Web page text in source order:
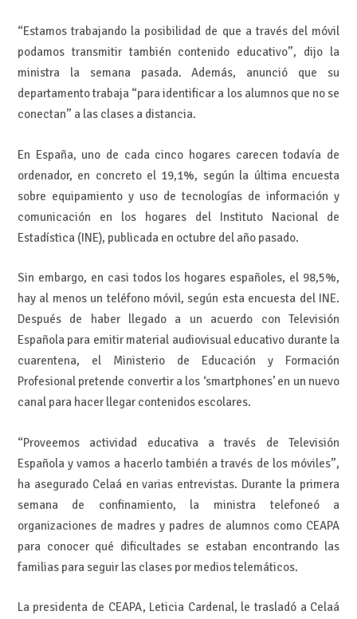
“Estamos trabajando la posibilidad de que a través del móvil
podamos transmitir también contenido educativo”, dijo la
ministra la semana pasada. Además, anunció que su
departamento trabaja “para identificar a los alumnos que no se
conectan” a las clases a distancia.
En España, uno de cada cinco hogares carecen todavía de
ordenador, en concreto el 19,1%, según la última encuesta
sobre equipamiento y uso de tecnologías de información y
comunicación en los hogares del Instituto Nacional de
Estadística (INE), publicada en octubre del año pasado.
Sin embargo, en casi todos los hogares españoles, el 98,5%,
hay al menos un teléfono móvil, según esta encuesta del INE.
Después de haber llegado a un acuerdo con Televisión
Española para emitir material audiovisual educativo durante la
cuarentena, el Ministerio de Educación y Formación
Profesional pretende convertir a los ‘smartphones’ en un nuevo
canal para hacer llegar contenidos escolares.
“Proveemos actividad educativa a través de Televisión
Española y vamos a hacerlo también a través de los móviles”,
ha asegurado Celaá en varias entrevistas. Durante la primera
semana de confinamiento, la ministra telefoneó a
organizaciones de madres y padres de alumnos como CEAPA
para conocer qué dificultades se estaban encontrando las
familias para seguir las clases por medios telemáticos.
La presidenta de CEAPA, Leticia Cardenal, le trasladó a Celaá